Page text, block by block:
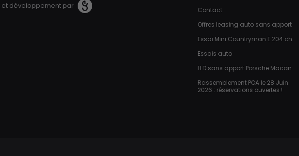
et développement par
Contact
Offres leasing auto sans apport
Essai Mini Countryman E 204 ch
Essais auto
LLD sans apport Porsche Macan
Rassemblement POA le 28 Juin
2026 : réservations ouvertes !